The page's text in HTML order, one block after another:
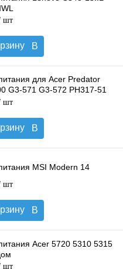
шт
В
для Acer Predator
G3-571 G3-572 PH317-51
180W
шт
В
MSI Modern 14
шт
В
Acer 5720 5310 5315
шт